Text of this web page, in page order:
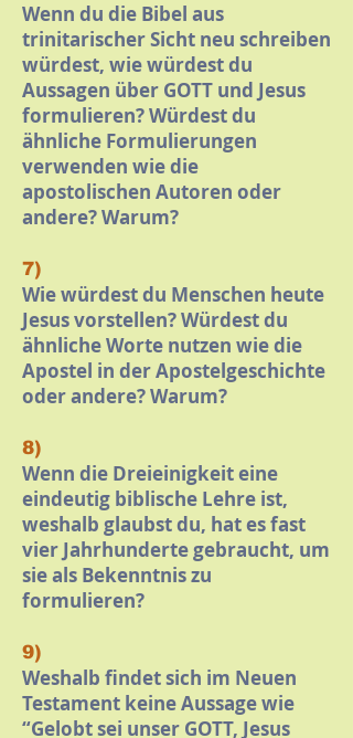
Wenn du die Bibel aus
trinitarischer Sicht neu schreiben
würdest, wie würdest du
Aussagen über GOTT und Jesus
formulieren? Würdest du
ähnliche Formulierungen
verwenden wie die
apostolischen Autoren oder
andere? Warum?
7)
Wie würdest du Menschen heute
Jesus vorstellen? Würdest du
ähnliche Worte nutzen wie die
Apostel in der Apostelgeschichte
oder andere? Warum?
8)
Wenn die Dreieinigkeit eine
eindeutig biblische Lehre ist,
weshalb glaubst du, hat es fast
vier Jahrhunderte gebraucht, um
sie als Bekenntnis zu
formulieren?
9)
Weshalb findet sich im Neuen
Testament keine Aussage wie
“Gelobt sei unser GOTT, Jesus